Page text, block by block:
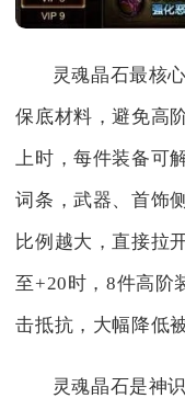
灵魂晶石最核
保底材料，避免高
上时，每件装备可
词条，武器、首饰
比例越大，直接拉
至+20时，8件高阶
击抵抗，大幅降低
灵魂晶石是神